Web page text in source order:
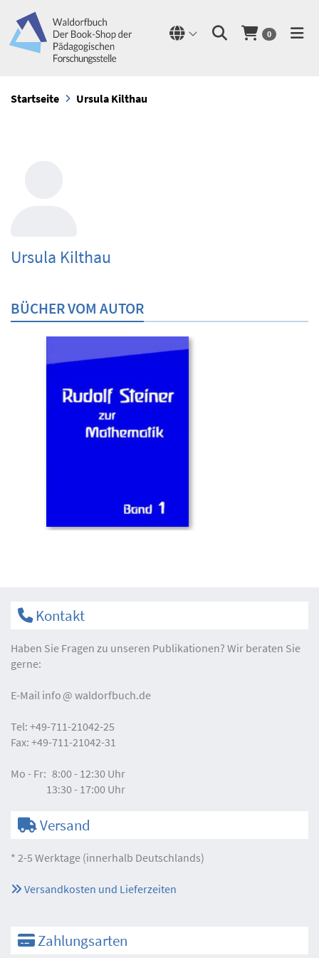
0
Startseite Ursula Kilthau
Ursula Kilthau
BÜCHER VOM AUTOR
Kontakt
Haben Sie Fragen zu unseren Publikationen? Wir beraten Sie
gerne:
E-Mail info waldorfbuch.de
Tel: +49-711-21042-25
Fax: +49-711-21042-31
Mo - Fr: 8:00 - 12:30 Uhr
13:30 - 17:00 Uhr
Versand
* 2-5 Werktage (innerhalb Deutschlands)
Versandkosten und Lieferzeiten
Zahlungsarten